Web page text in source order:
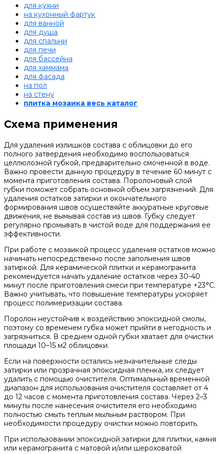
для кухни
на кухонный фартук
для ванной
для душа
для спальни
для печи
для бассейна
для хаммама
для фасада
на пол
на стену
плитка мозаика весь каталог
Схема применения
Для удаления излишков состава с облицовки до его
полного затвердения необходимо воспользоваться
целлюлозной губкой, предварительно смоченной в воде.
Важно провести данную процедуру в течение 60 минут с
момента приготовления состава. Поролоновый слой
губки поможет собрать основной объем загрязнений. Для
удаления остатков затирки и окончательного
формирования швов осуществяйте аккуратные круговые
движения, не вымывая состав из швов. Губку следует
регулярно промывать в чистой воде для поддержания ее
эффективности.
При работе с мозаикой процесс удаления остатков можно
начинать непосредственно после заполнения швов
затиркой. Для керамической плитки и керамогранита
рекомендуется начать удаление остатков через 30-40
минут после приготовления смеси при температуре +23°C.
Важно учитывать, что повышение температуры ускоряет
процесс полимеризации состава.
Поролон неустойчив к воздействию эпоксидной смолы,
поэтому со временем губка может прийти в негодность и
загрязниться. В среднем одной губки хватает для очистки
площади 10–15 м2 облицовки.
Если на поверхности остались незначительные следы
затирки или прозрачная эпоксидная пленка, их следует
удалить с помощью очистителя. Оптимальный временной
диапазон для использования очистителя составляет от 4
до 12 часов с момента приготовления состава. Через 2–3
минуты после нанесения очистителя его необходимо
полностью смыть теплым мыльным раствором. При
необходимости процедуру очистки можно повторить.
При использовании эпоксидной затирки для плитки, камня
или керамогранита с матовой и/или шероховатой